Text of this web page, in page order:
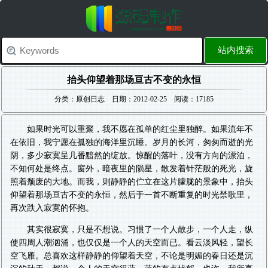
站内搜索
抬头仰望着那场亘古不变的永恒
分类：原创日志 日期：2012-02-25 阅读：17185
如果时光可以重聚，我不愿在孤单的红尘里独醉。如果流年不
在依旧，我宁愿在孤独的海洋里沉睡。岁月的长河，匆匆而逝的光
阴，多少寂寞呈几番黯然的绽放。惊醒的落叶，没有方向的漂泊，
不知何处是终点。窗外，暗夜里的陨星，散发着针茫般的死光，旋
照着颓废的大地。而我，则静静的伫立在这片朦胧的景象中，抬头
仰望着那场亘古不变的永恒，然后于一首不断重复的时光禁歌里，
再次跌入寂寞的怀抱。
其实很寂寞，只是不想说。习惯了一个人散步，一个人走，纵
使四周人潮汹涌，也仅仅是一个人的天空而已。看云淡风轻，望长
空飞雁。总喜欢这样静静的仰望着天空，不论是明媚的春日还是沉